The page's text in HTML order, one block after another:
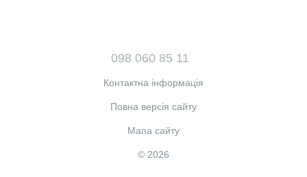
098 060 85 11
Контактна інформація
Повна версія сайту
Мапа сайту
© 2026